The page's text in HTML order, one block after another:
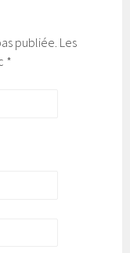
publiée. Les
*